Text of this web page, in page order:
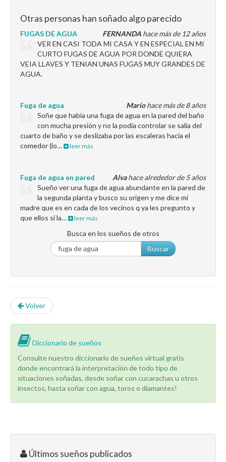
Otras personas han soñado algo parecido
FERNANDA hace más de 12 años
FUGAS DE AGUA
VER EN CASI TODA MI CASA Y EN ESPECIAL EN MI
CURTO FUGAS DE AGUA POR DONDE QUIERA
VEIA LLAVES Y TENIAN UNAS FUGAS MUY GRANDES DE
AGUA.
Mariohace más de 8 años
Fuga de agua
Soñe que había una fuga de agua en la pared del baño
con mucha presión y no la podía controlar se salia del
cuarto de baño y se deslizaba por las escaleras hacia el
comedor (lo…
leer más
Alvahace alrededor de 5 años
Fuga de agua en pared
Sueño ver una fuga de agua abundante en la pared de
la segunda planta y busco su origen y me dice mi
madre que es en cada de los vecinos q ya les pregunto y
que ellos si la…
leer más
Busca en los sueños de otros
Buscar
Volver
Diccionario de sueños
Consulte nuestro diccionario de sueños virtual gratis
donde encontrará la interpretación de todo tipo de
situaciones soñadas, desde soñar con cucarachas u otros
insectos, hasta soñar con agua, toros o diamantes!
Últimos sueños publicados